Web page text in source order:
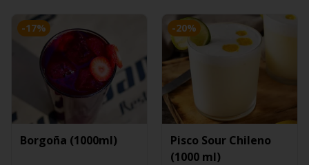
-17%
Borgoña (1000ml)
-20%
Pisco Sour Chileno
(1000 ml)